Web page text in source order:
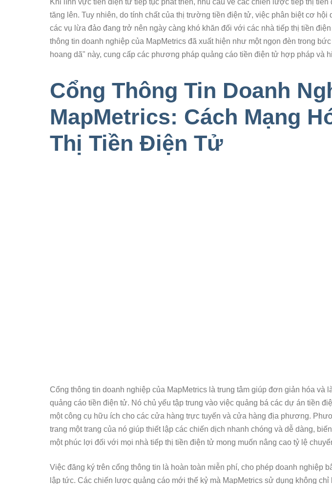
Khi lĩnh vực tiền điện tử tiếp tục phát triển, nhu cầu về các chiến lược tiếp thị tiền
tăng lên. Tuy nhiên, do tính chất của thị trường tiền điện tử, việc phân biệt cơ hội
các vụ lừa đảo đang trở nên ngày càng khó khăn đối với các nhà tiếp thị tiền
thông tin doanh nghiệp của MapMetrics đã xuất hiện như một ngọn đèn trong
hoang dã" này, cung cấp các phương pháp quảng cáo tiền điện tử hợp pháp và
Cổng Thông Tin Doanh
MapMetrics: Cách Mạng
Thị Tiền Điện Tử
Cổng thông tin doanh nghiệp của MapMetrics là trung tâm giúp đơn giản hóa và
quảng cáo tiền điện tử. Nó chủ yếu tập trung vào việc quảng bá các dự án tiền
một công cụ hữu ích cho các cửa hàng trực tuyến và cửa hàng địa phương.
trang một trang của nó giúp thiết lập các chiến dịch nhanh chóng và dễ dàng,
một phúc lợi đối với mọi nhà tiếp thị tiền điện tử mong muốn nâng cao tỷ lệ
Việc đăng ký trên cổng thông tin là hoàn toàn miễn phí, cho phép doanh nghiệp
lập tức. Các chiến lược quảng cáo mới thế kỷ mà MapMetrics sử dụng không chỉ